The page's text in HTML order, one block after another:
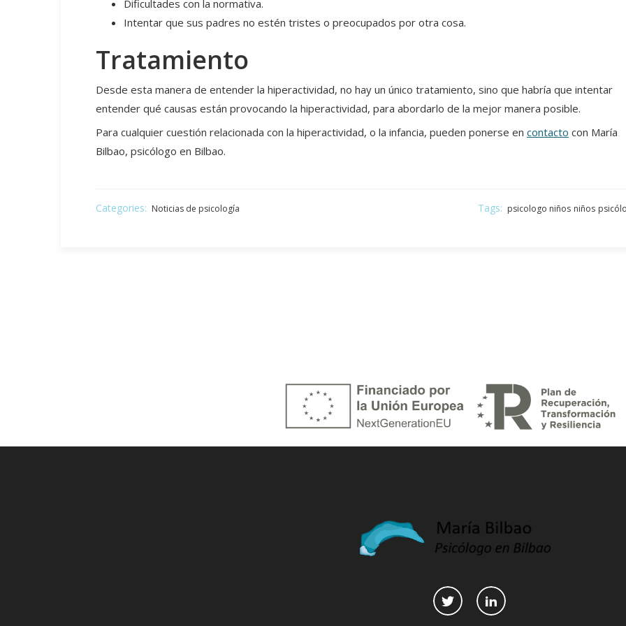
Dificultades con la normativa.
Intentar que sus padres no estén tristes o preocupados por otra cosa.
Tratamiento
Desde esta manera de entender la hiperactividad, no hay un único tratamiento, sino que habría que intentar
entender qué causas están provocando la hiperactividad, para abordarlo de la mejor manera posible.
Para cualquier cuestión relacionada con la hiperactividad, o la infancia, pueden ponerse en contacto con María
Bilbao, psicólogo en Bilbao.
Categories: Noticias de psicología Tags: psicologo niños niños